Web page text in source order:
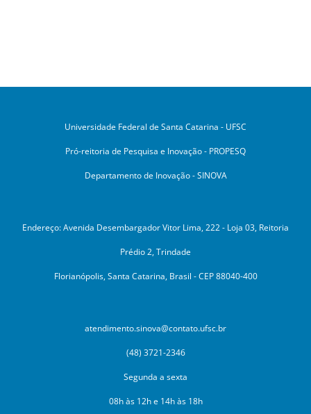
Universidade Federal de Santa Catarina - UFSC
Pró-reitoria de Pesquisa e Inovação - PROPESQ
Departamento de Inovação - SINOVA
Endereço: Avenida Desembargador Vitor Lima, 222 - Loja 03, Reitoria
Prédio 2, Trindade
Florianópolis, Santa Catarina, Brasil - CEP 88040-400
atendimento.sinova@contato.ufsc.br
(48) 3721-2346
Segunda a sexta
08h às 12h e 14h às 18h